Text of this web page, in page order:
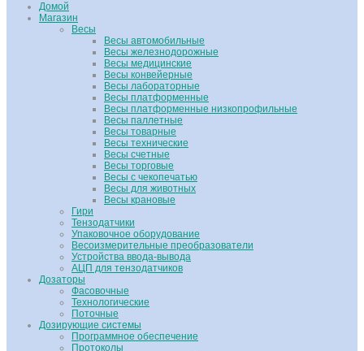
Домой
Магазин
Весы
Весы автомобильные
Весы железнодорожные
Весы медицинские
Весы конвейерные
Весы лабораторные
Весы платформенные
Весы платформенные низкопрофильные
Весы паллетные
Весы товарные
Весы технические
Весы счетные
Весы торговые
Весы с чекопечатью
Весы для животных
Весы крановые
Гири
Тензодатчики
Упаковочное оборудование
Весоизмерительные преобразователи
Устройства ввода-вывода
АЦП для тензодатчиков
Дозаторы
Фасовочные
Технологические
Поточные
Дозирующие системы
Программное обеспечение
Протоколы